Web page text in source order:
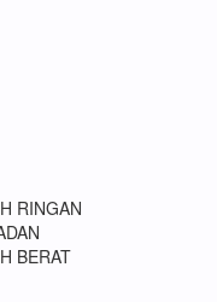
RINGAN
BERAT